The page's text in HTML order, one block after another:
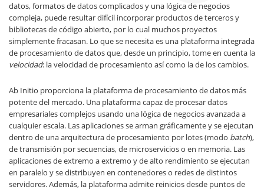
datos, formatos de datos complicados y una lógica de negocios
compleja, puede resultar difícil incorporar productos de terceros y
bibliotecas de código abierto, por lo cual muchos proyectos
simplemente fracasan. Lo que se necesita es una plataforma integrada
de procesamiento de datos que, desde un principio, tome en cuenta la
velocidad: la velocidad de procesamiento así como la de los cambios.
Ab Initio proporciona la plataforma de procesamiento de datos más
potente del mercado. Una plataforma capaz de procesar datos
empresariales complejos usando una lógica de negocios avanzada a
cualquier escala. Las aplicaciones se arman gráficamente y se ejecutan
dentro de una arquitectura de procesamiento por lotes (modo batch),
de transmisión por secuencias, de microservicios o en memoria. Las
aplicaciones de extremo a extremo y de alto rendimiento se ejecutan
en paralelo y se distribuyen en contenedores o redes de distintos
servidores. Además, la plataforma admite reinicios desde puntos de